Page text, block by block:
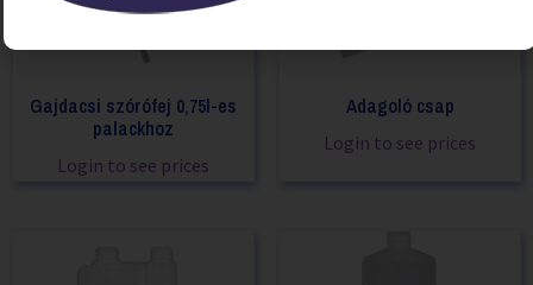
Gajdacsi szórófej 0,75l-es
palackhoz
Login to see prices
Adagoló csap
Login to see prices